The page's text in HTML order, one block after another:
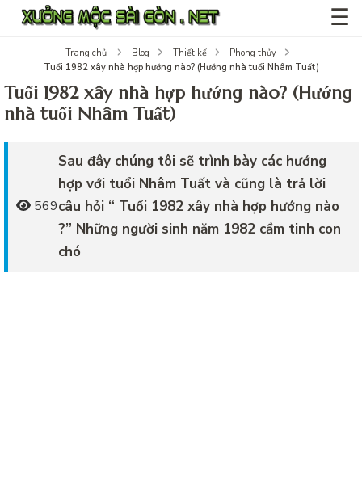
☰
Trang chủ Blog Thiết kế
Phong thủy
Tuổi 1982 xây nhà hợp hướng nào? (Hướng nhà tuổi Nhâm Tuất)
Tuổi 1982 xây nhà hợp hướng nào? (Hướng
nhà tuổi Nhâm Tuất)
569
Sau đây chúng tôi sẽ trình bày các hướng
hợp với tuổi Nhâm Tuất và cũng là trả lời
câu hỏi “ Tuổi 1982 xây nhà hợp hướng nào
?” Những người sinh năm 1982 cầm tinh con
chó